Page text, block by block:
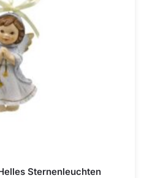
Sternenleuchten